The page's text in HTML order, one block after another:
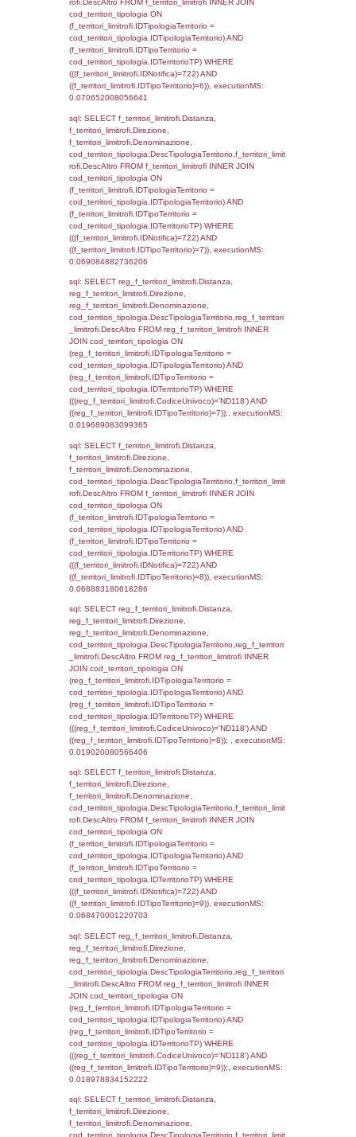
0.00049090385437012
sql: SELECT el_regioni.Regione,
el_comuni.Comune,
f_confini INNER JOIN ((el_comuni INNER
ON el_comuni.IstProvincia =
INNER JOIN el_regioni ON
el_regioni.IstRegione) ON
el_comuni.IstComune WHERE
(((f_confini.IDNotifica)=722));, executionMS:
0.00050997734069824
sql: SELECT
SEPARATOR '; ') AS DescAltro,
f_territori_limitrofi INNER JOIN
(f_territori_limitrofi.IDTipologiaTerritorio =
cod_territori_tipologia.IDTipologiaTerritorio
f_territori_limitrofi.IDTipoTerritorio =
cod_territori_tipologia.IDTerritorioTP )
((f_territori_limitrofi.IDNotifica) = 722 ) AND
cod_territori_tipologia.IDTerritorioTP = 1)
executionMS: 0.053140163421631
sql: SELECT f_territori_limitrofi.Distanza,
f_territori_limitrofi.Direzione,
f_territori_limitrofi.Denominazione,
f_territori_limitrofi.DescAltro,
f_territori_limitrofi INNER JOIN
(f_territori_limitrofi.IDTipologiaTerritorio =
cod_territori_tipologia.IDTipologiaTerritorio)
(f_territori_limitrofi.IDTipoTerritorio =
cod_territori_tipologia.IDTerritorioTP)
(((f_territori_limitrofi.IDNotifica)=722) AND
((f_territori_limitrofi.IDTipoTerritorio)=2)),
0.068825960159302
sql: SELECT f_territori_limitrofi.Distanza,
f_territori_limitrofi.Direzione,
f_territori_limitrofi.Denominazione,
f_territori_limitrofi.DescAltro FROM
JOIN cod_territori_tipologia ON
(f_territori_limitrofi.IDTipologiaTerritorio =
cod_territori_tipologia.IDTipologiaTerritorio)
(f_territori_limitrofi.IDTipoTerritorio =
cod_territori_tipologia.IDTerritorioTP)
(((f_territori_limitrofi.IDNotifica)=722) AND
((f_territori_limitrofi.IDTipoTerritorio)=3)),
0.070406913757324
sql: SELECT f_territori_limitrofi.Distanza,
f_territori_limitrofi.Direzione,
f_territori_limitrofi.Denominazione,
rofi.DescAltro FROM f_territori_limitrofi
cod_territori_tipologia ON
(f_territori_limitrofi.IDTipologiaTerritorio =
(f_territori_limitrofi.IDTipoTerritorio =
cod_territori_tipologia.IDTerritorioTP)